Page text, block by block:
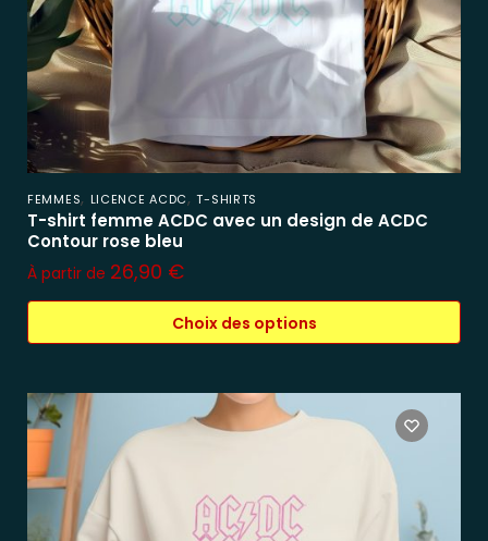
FEMMES, LICENCE ACDC,T-SHIRTS
T-shirt femme ACDC avec un design de ACDC
Contour rose bleu
À partir de 26,90 €
Choix des options